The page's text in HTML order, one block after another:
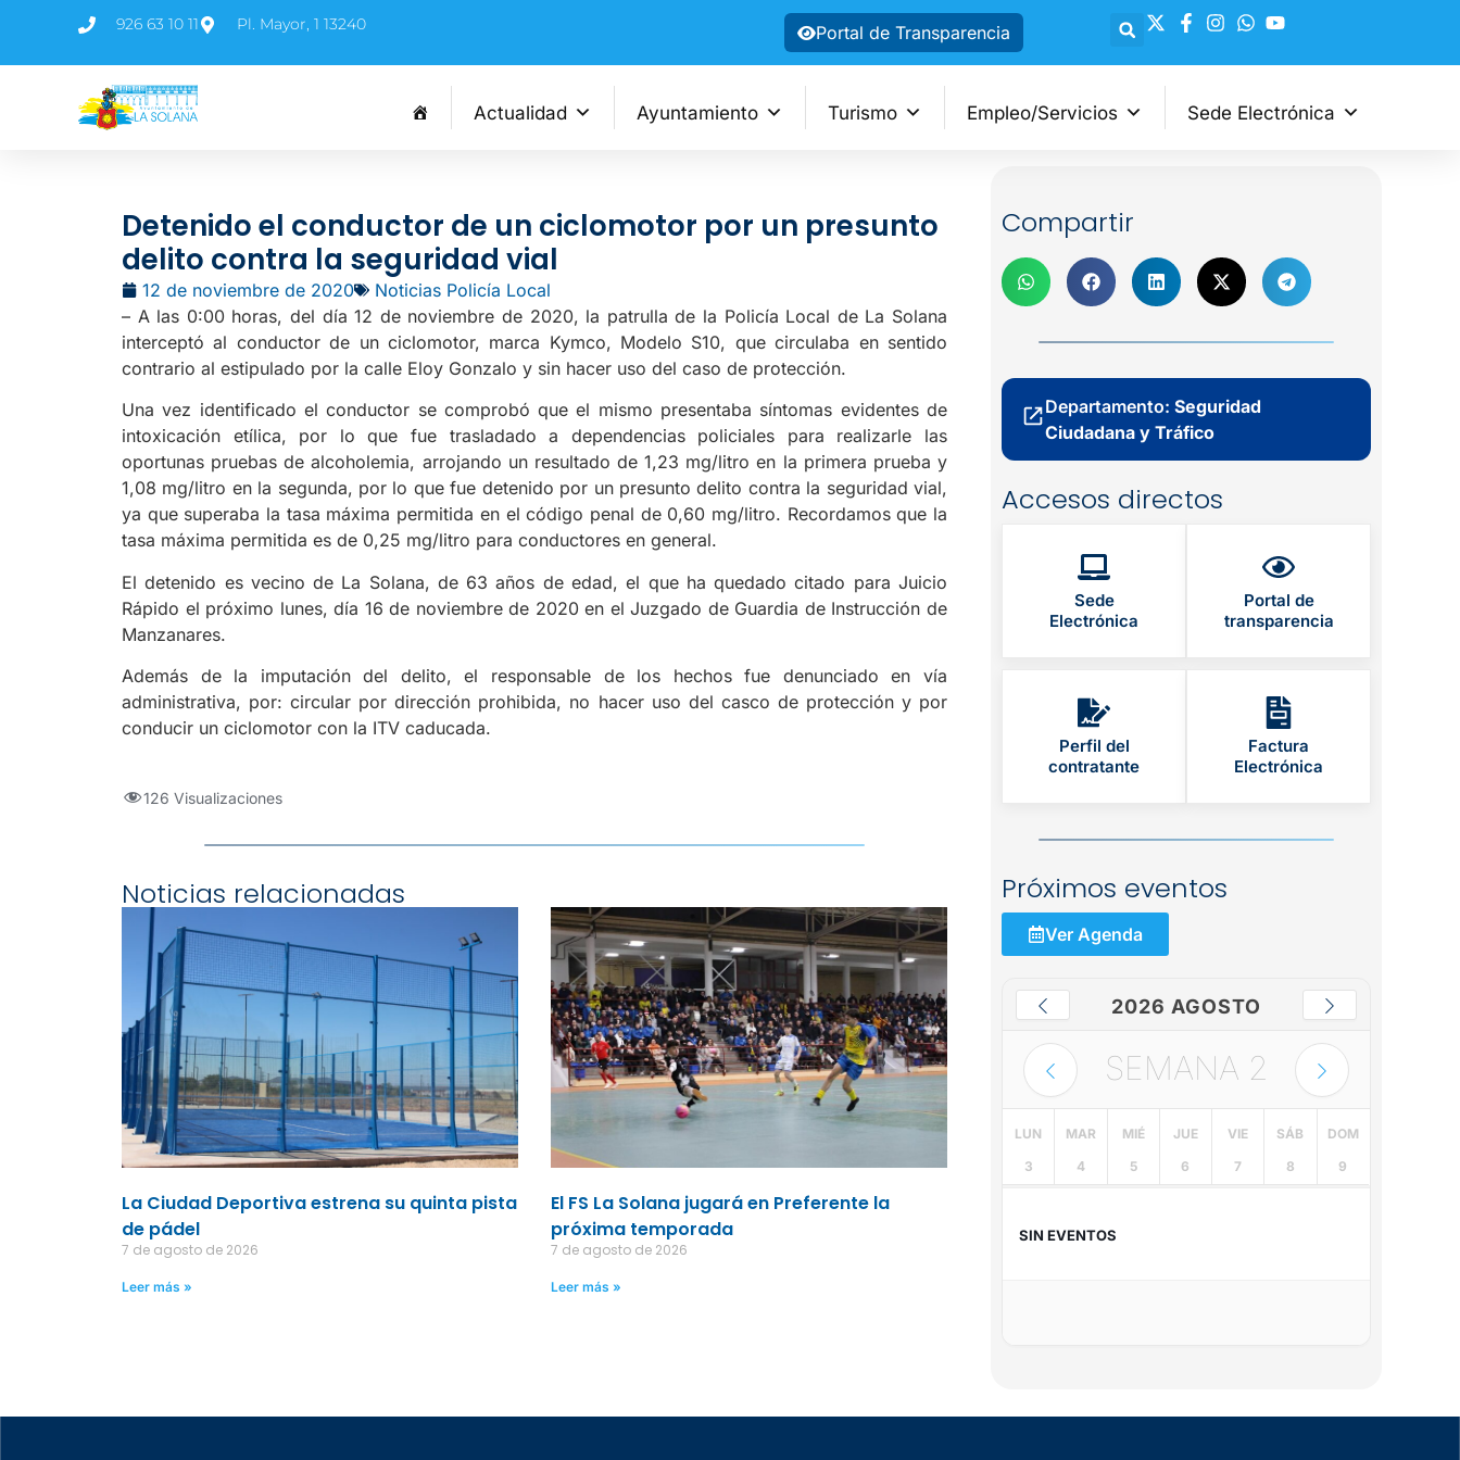
926 63 10 11 Pl. Mayor, 1 13240 Portal de Transparencia
Actualidad Ayuntamiento Turismo Empleo/Servicios Sede Electrónica
Detenido el conductor de un ciclomotor por un presunto
delito contra la seguridad vial
12 de noviembre de 2020
Noticias Policía Local
– A las 0:00 horas, del día 12 de noviembre de 2020, la patrulla de la Policía Local de La Solana
interceptó al conductor de un ciclomotor, marca Kymco, Modelo S10, que circulaba en sentido
contrario al estipulado por la calle Eloy Gonzalo y sin hacer uso del caso de protección.
Una vez identificado el conductor se comprobó que el mismo presentaba síntomas evidentes de
intoxicación etílica, por lo que fue trasladado a dependencias policiales para realizarle las
oportunas pruebas de alcoholemia, arrojando un resultado de 1,23 mg/litro en la primera prueba y
1,08 mg/litro en la segunda, por lo que fue detenido por un presunto delito contra la seguridad vial,
ya que superaba la tasa máxima permitida en el código penal de 0,60 mg/litro. Recordamos que la
tasa máxima permitida es de 0,25 mg/litro para conductores en general.
El detenido es vecino de La Solana, de 63 años de edad, el que ha quedado citado para Juicio
Rápido el próximo lunes, día 16 de noviembre de 2020 en el Juzgado de Guardia de Instrucción de
Manzanares.
Además de la imputación del delito, el responsable de los hechos fue denunciado en vía
administrativa, por: circular por dirección prohibida, no hacer uso del casco de protección y por
conducir un ciclomotor con la ITV caducada.
126 Visualizaciones
Noticias relacionadas
La Ciudad Deportiva estrena su quinta pista
de pádel
7 de agosto de 2026
Leer más »
El FS La Solana jugará en Preferente la
próxima temporada
7 de agosto de 2026
Leer más »
Compartir
Departamento: Seguridad
Ciudadana y Tráfico
Accesos directos
Sede
Electrónica
Portal de
transparencia
Perfil del
contratante
Factura
Electrónica
Próximos eventos
Ver Agenda
2026 AGOSTO
SEMANA 2
LUN
3
MAR
4
MIÉ
5
JUE
6
VIE
7
SÁB
8
DOM
9
SIN EVENTOS